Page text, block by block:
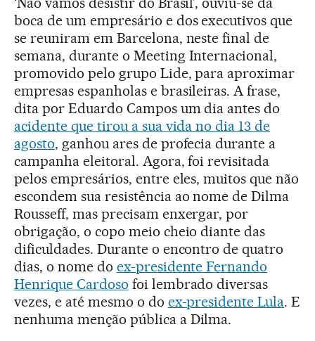
boca de um empresário e dos executivos que
se reuniram em Barcelona, neste final de
semana, durante o Meeting Internacional,
promovido pelo grupo Lide, para aproximar
empresas espanholas e brasileiras. A frase,
dita por Eduardo Campos um dia antes do
acidente que tirou a sua vida no dia 13 de
agosto, ganhou ares de profecia durante a
campanha eleitoral. Agora, foi revisitada
pelos empresários, entre eles, muitos que não
escondem sua resistência ao nome de Dilma
Rousseff, mas precisam enxergar, por
obrigação, o copo meio cheio diante das
dificuldades. Durante o encontro de quatro
dias, o nome do ex-presidente Fernando
Henrique Cardoso foi lembrado diversas
vezes, e até mesmo o do ex-presidente Lula. E
nenhuma menção pública a Dilma.